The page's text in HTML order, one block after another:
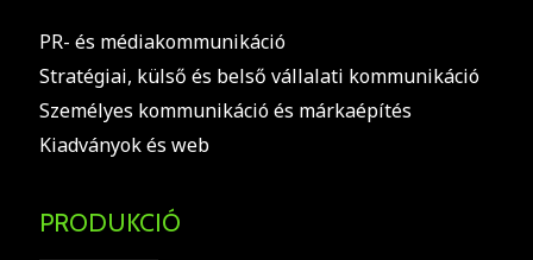
PR- és médiakommunikáció
Stratégiai, külső és belső vállalati kommunikáció
Személyes kommunikáció és márkaépítés
Kiadványok és web
PRODUKCIÓ